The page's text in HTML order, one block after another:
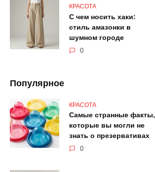
КРАСОТА
С чем носить хаки:
стиль амазонки в
шумном городе
0
Популярное
КРАСОТА
Самые странные факты,
которые вы могли не
знать о презервативах
0